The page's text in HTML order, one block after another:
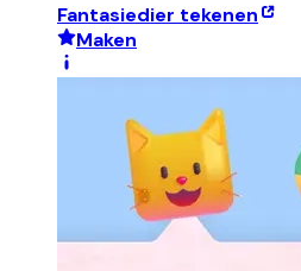
Fantasiedier tekenen
Maken